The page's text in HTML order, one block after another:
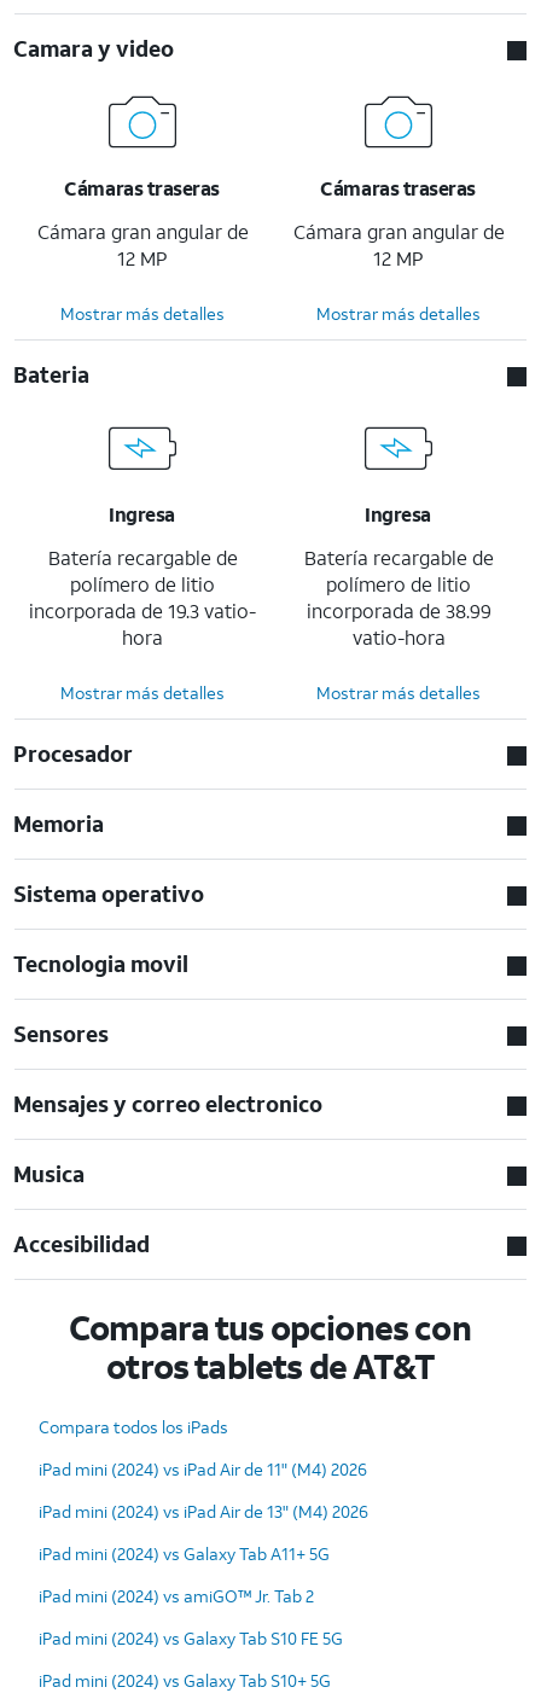
Camara y video
Cámaras traseras
Cámara gran angular de
12 MP
Cámaras traseras
Cámara gran angular de
12 MP
Mostrar más detalles Mostrar más detalles
Bateria
Ingresa
Batería recargable de
polímero de litio
incorporada de 19.3 vatio-
hora
Ingresa
Batería recargable de
polímero de litio
incorporada de 38.99
vatio-hora
Mostrar más detalles Mostrar más detalles
Procesador
Memoria
Sistema operativo
Tecnologia movil
Sensores
Mensajes y correo electronico
Musica
Accesibilidad
Compara tus opciones con
otros tablets de AT&T
Compara todos los iPads
iPad mini (2024) vs iPad Air de 11" (M4) 2026
iPad mini (2024) vs iPad Air de 13" (M4) 2026
iPad mini (2024) vs Galaxy Tab A11+ 5G
iPad mini (2024) vs amiGO™ Jr. Tab 2
iPad mini (2024) vs Galaxy Tab S10 FE 5G
iPad mini (2024) vs Galaxy Tab S10+ 5G